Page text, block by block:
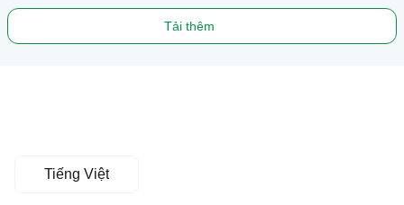
Tải thêm
Tiếng Việt